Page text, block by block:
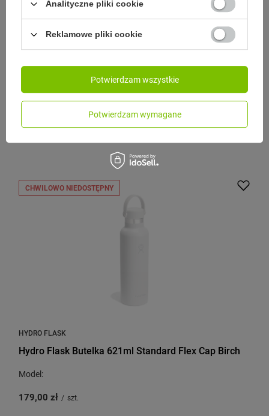
Hydro Flask Butelka 621ml Standard Flex Cap Aloe
CHWILOWO NIEDOSTĘPNY
HYDRO FLASK
Hydro Flask Butelka 621ml Standard Flex Cap Birch
Model:
179,00 zł / szt.
Analityczne pliki cookie
Reklamowe pliki cookie
Potwierdzam wymagane
Potwierdzam wszystkie